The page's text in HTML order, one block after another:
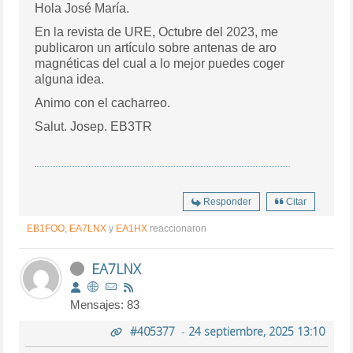
Hola José María.
En la revista de URE, Octubre del 2023, me
publicaron un artículo sobre antenas de aro
magnéticas del cual a lo mejor puedes coger
alguna idea.
Animo con el cacharreo.
Salut. Josep. EB3TR
Responder Citar
EB1FOO, EA7LNX y EA1HX reaccionaron
EA7LNX
Mensajes: 83
#405377- 24 septiembre, 2025 13:10